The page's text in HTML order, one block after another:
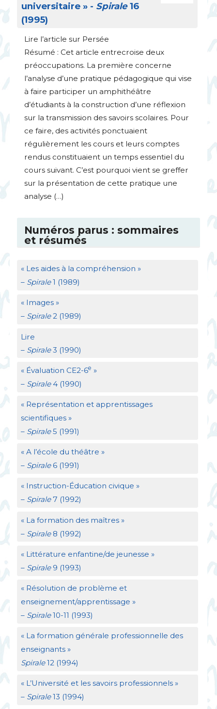
universitaire » - Spirale16
(1995)
Lire l’article sur Persée
Résumé : Cet article entrecroise deux
préoccupations. La première concerne
l’analyse d’une pratique pédagogique qui vise
à faire participer un amphithéâtre
d’étudiants à la construction d’une réflexion
sur la transmission des savoirs scolaires. Pour
ce faire, des activités ponctuaient
régulièrement les cours et leurs comptes
rendus constituaient un temps essentiel du
cours suivant. C’est pourquoi vient se greffer
sur la présentation de cette pratique une
analyse (…)
Numéros parus : sommaires
et résumés
« Les aides à la compréhension »
– Spirale1 (1989)
« Images »
– Spirale2 (1989)
Lire
– Spirale3 (1990)
« Évaluation CE2-6e »
– Spirale4 (1990)
« Représentation et apprentissages
scientifiques »
– Spirale5 (1991)
« A l’école du théâtre »
– Spirale6 (1991)
« Instruction-Éducation civique »
– Spirale7 (1992)
« La formation des maîtres »
– Spirale8 (1992)
« Littérature enfantine/de jeunesse »
– Spirale9 (1993)
« Résolution de problème et
enseignement/apprentissage »
– Spirale10-11 (1993)
« La formation générale professionnelle des
enseignants »
Spirale12 (1994)
« L’Université et les savoirs professionnels »
– Spirale13 (1994)